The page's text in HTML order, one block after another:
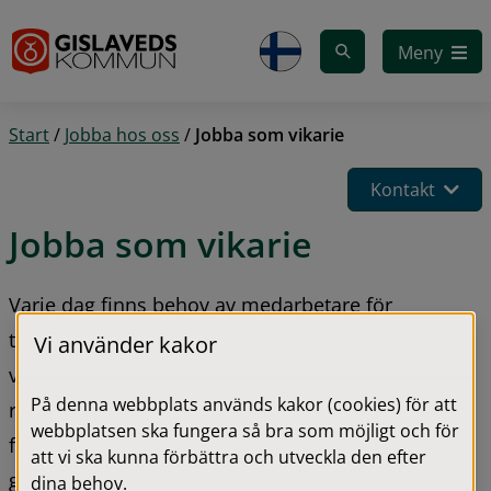
Meny
Start/ Jobba hos oss / Jobba som vikarie
Kontakt
Jobba som vikarie
Varje dag finns behov av medarbetare för
tidsbegränsade uppdrag i kommunens
verksamheter. Bemanningen är kommunens egen
resurs för vikarier till äldre- och
funktionshinderomsorg, kostverksamhet, förskola,
grundskola och fritidsverksamhet.
Vi använder kakor
På denna webbplats används kakor (cookies) för att
webbplatsen ska fungera så bra som möjligt och för
att vi ska kunna förbättra och utveckla den efter
dina behov.